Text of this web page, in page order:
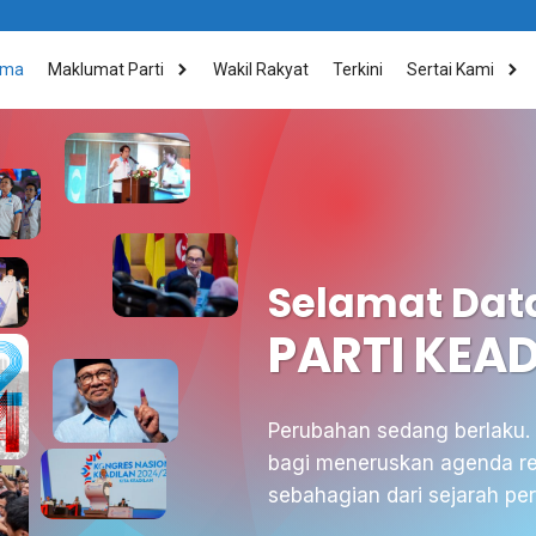
Maklumat Parti Wakil Rakyat Terkini Sertai Kami
Selamat
PARTI
Perubahan sedang
bagi meneruskan agenda
sebahagian dari sejarah